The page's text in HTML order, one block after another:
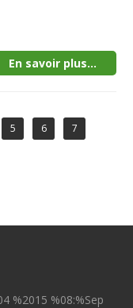
En savoir plus...
5 6
7
%2015 %08:%Sep